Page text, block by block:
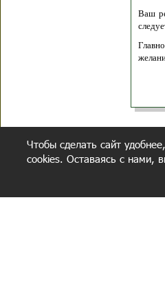
Ваш
Чтобы сделать сайт
cookies. Оставаясь с нами,